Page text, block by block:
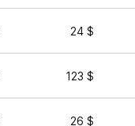
24 $
123 $
26 $